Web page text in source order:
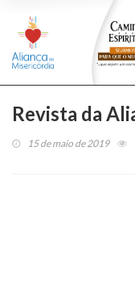
Revista da
15 de maio de 2019